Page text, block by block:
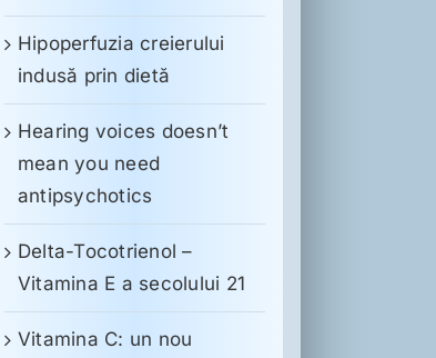
Hipoperfuzia creierului
indusă prin dietă
Hearing voices doesn’t
mean you need
antipsychotics
Delta-Tocotrienol –
Vitamina E a secolului 21
Vitamina C: un nou